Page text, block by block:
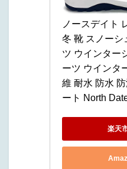
ノースデイト
冬 靴 スノーシ
ツ ウインター
ーツ ウインタ
維 耐水 防水
ート North
楽天